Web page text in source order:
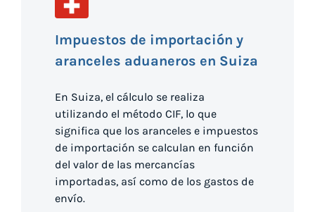
Impuestos de importación y
aranceles aduaneros en Suiza
En Suiza, el cálculo se realiza
utilizando el método CIF, lo que
significa que los aranceles e impuestos
de importación se calculan en función
del valor de las mercancías
importadas, así como de los gastos de
envío.